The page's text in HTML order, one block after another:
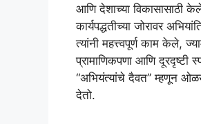
आणि देशाच्या विकासासाठी
कार्यपद्धतीच्या जोरावर
त्यांनी महत्त्वपूर्ण काम केले,
प्रामाणिकपणा आणि दूरदृष्टी
“अभियंत्यांचे दैवत” म्हणून
देतो.